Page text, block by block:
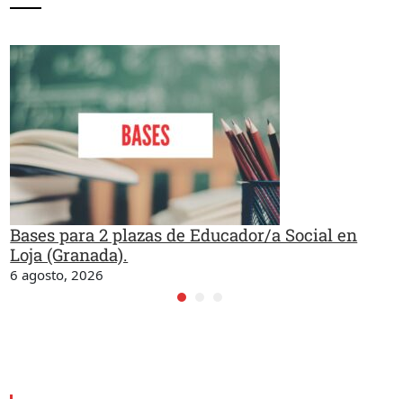
Bases para 2 plazas de Educador/a Social en
Loja (Granada).
6 agosto, 2026